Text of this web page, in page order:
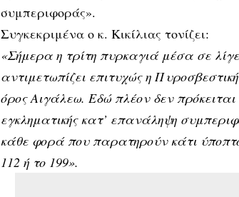
συμπεριφοράς».
Συγκεκριμένα ο κ. Κικίλιας τονίζει:
«Σήμερα η τρίτη πυρκαγιά μέσα σε
αντιμετωπίζει επιτυχώς η
όρος Αιγάλεω. Εδώ πλέον δεν
εγκληματικής κατ’ επανάληψη
κάθε φορά που παρατηρούν κάτι
112 ή το 199».